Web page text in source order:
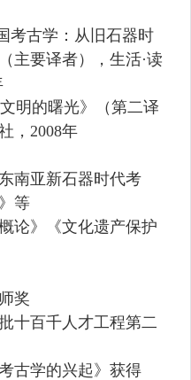
考古学：从旧石器时
主要译者），生活·读
明的曙光》（第二译
， 2008年
南亚新石器时代考
等
论》《文化遗产保护
奖
十百千人才工程第二
古学的兴起》获得